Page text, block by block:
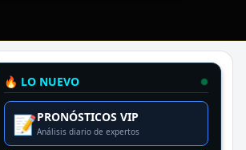
🔥 LO NUEVO
📝PRONÓSTICOS VIP
Análisis diario de expertos